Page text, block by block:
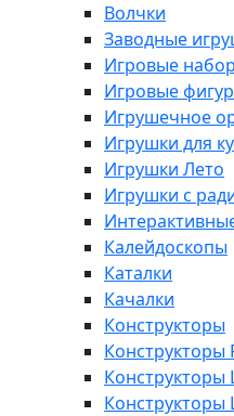
Волчки
Заводные
Игровые
Игровые
Игрушечное
Игрушки для
Игрушки Лето
Игрушки с
Калейдоскопы
Каталки
Качалки
Конструкторы
Конструкторы
Конструкторы
Конструкторы